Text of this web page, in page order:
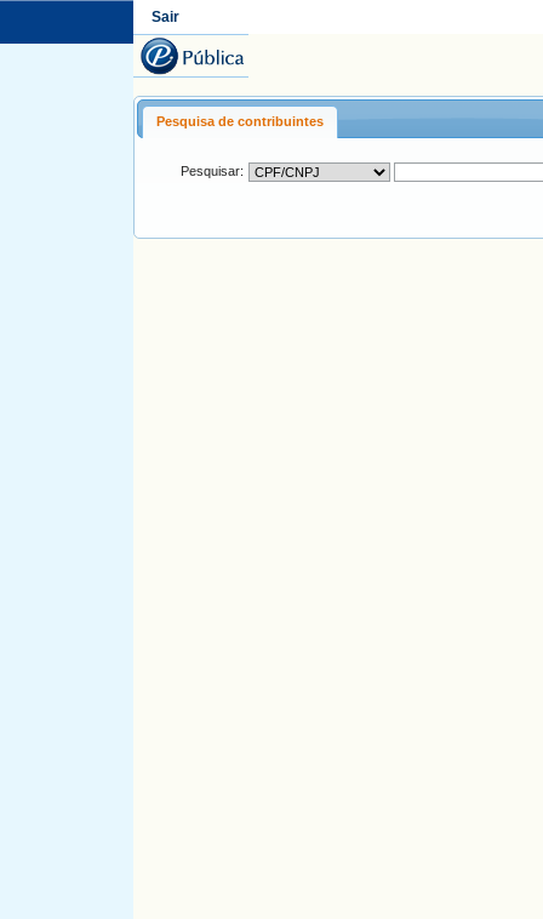
Sair
Pesquisa de contribuintes
Pesquisar: